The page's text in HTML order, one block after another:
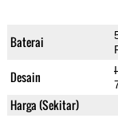
Baterai
Desain
Harga (Sekitar)